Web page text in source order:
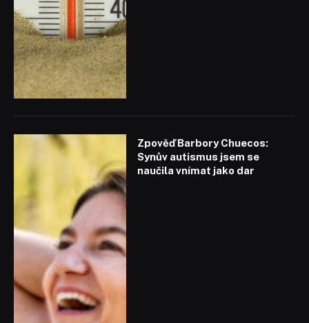
Zpověď Barbory Chuecos:
Synův autismus jsem se
naučila vnímat jako dar